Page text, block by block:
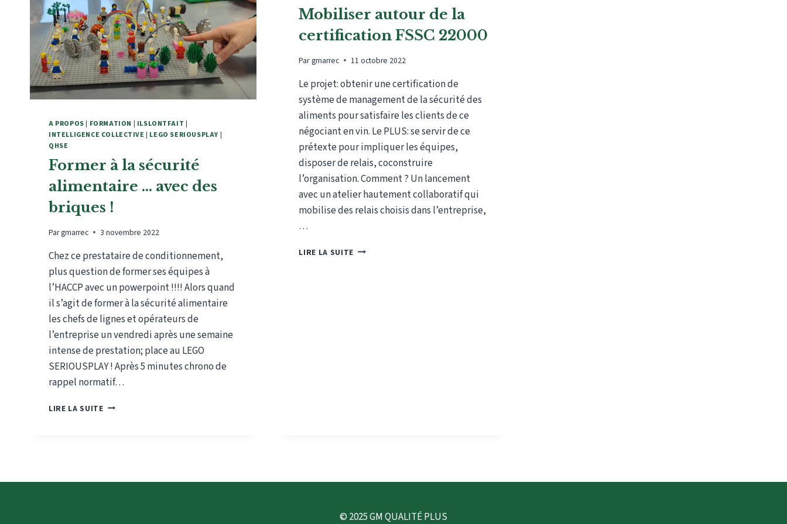
A PROPOS | FORMATION | ILSLONTFAIT |
INTELLIGENCE COLLECTIVE | LEGO SERIOUSPLAY |
QHSE
Former à la sécurité
alimentaire … avec des
briques !
Pargmarrec 3 novembre 2022
Chez ce prestataire de conditionnement,
plus question de former ses équipes à
l’HACCP avec un powerpoint !!!! Alors quand
il s’agit de former à la sécurité alimentaire
les chefs de lignes et opérateurs de
l’entreprise un vendredi après une semaine
intense de prestation; place au LEGO
SERIOUSPLAY ! Après 5 minutes chrono de
rappel normatif…
LIRE LA SUITEFORMER
AVEC
Mobiliser autour de la
certification FSSC 22000
Pargmarrec 11 octobre 2022
Le projet: obtenir une certification de
système de management de la sécurité des
aliments pour satisfaire les clients de ce
négociant en vin. Le PLUS: se servir de ce
prétexte pour impliquer les équipes,
disposer de relais, coconstruire
l’organisation. Comment ? Un lancement
avec un atelier hautement collaboratif qui
mobilise des relais choisis dans l’entreprise,
…
LIRE LA SUITE MOBILISER
© 2025 GM QUALITÉ PLUS